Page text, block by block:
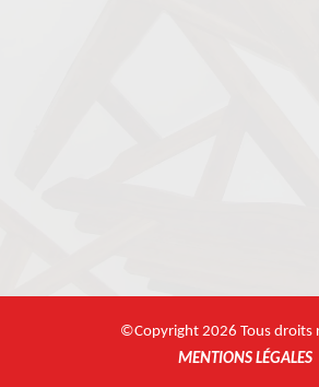
©Copyright 2026 Tous droits
MENTIONS LÉGALES